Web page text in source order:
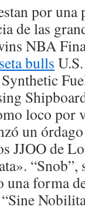
por
de las
NBA
bulls
loco por
un
JJOO de
una forma